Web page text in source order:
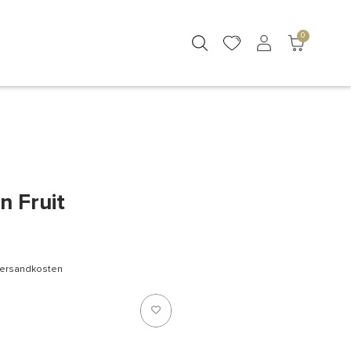
0
Fruit